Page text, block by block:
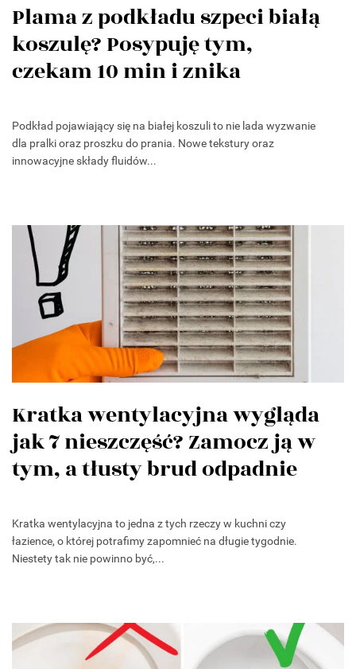
Plama z podkładu szpeci białą
koszulę? Posypuję tym,
czekam 10 min i znika
Podkład pojawiający się na białej koszuli to nie lada wyzwanie
dla pralki oraz proszku do prania. Nowe tekstury oraz
innowacyjne składy fluidów...
Kratka wentylacyjna wygląda
jak 7 nieszczęść? Zamocz ją w
tym, a tłusty brud odpadnie
Kratka wentylacyjna to jedna z tych rzeczy w kuchni czy
łazience, o której potrafimy zapomnieć na długie tygodnie.
Niestety tak nie powinno być,...